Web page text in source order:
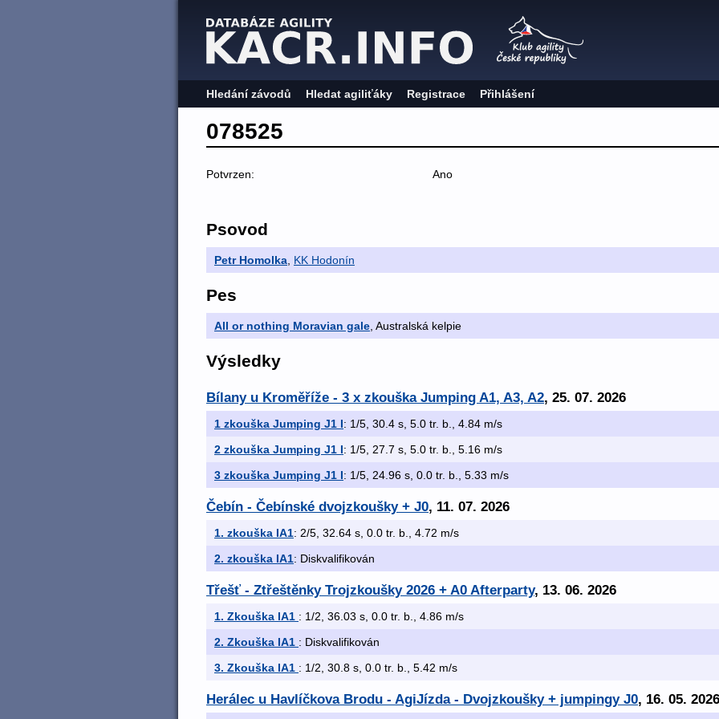
Hledání závodů Hledat agiliťáky Registrace Přihlášení
078525
Potvrzen: Ano
Psovod
Petr Homolka, KK Hodonín
Pes
All or nothing Moravian gale, Australská kelpie
Výsledky
Bílany u Kroměříže - 3 x zkouška Jumping A1, A3, A2, 25. 07. 2026
1 zkouška Jumping J1 I: 1/5, 30.4 s, 5.0 tr. b., 4.84 m/s
2 zkouška Jumping J1 I: 1/5, 27.7 s, 5.0 tr. b., 5.16 m/s
3 zkouška Jumping J1 I: 1/5, 24.96 s, 0.0 tr. b., 5.33 m/s
Čebín - Čebínské dvojzkoušky + J0, 11. 07. 2026
1. zkouška IA1: 2/5, 32.64 s, 0.0 tr. b., 4.72 m/s
2. zkouška IA1: Diskvalifikován
Třešť - Ztřeštěnky Trojzkoušky 2026 + A0 Afterparty, 13. 06. 2026
1. Zkouška IA1 : 1/2, 36.03 s, 0.0 tr. b., 4.86 m/s
2. Zkouška IA1 : Diskvalifikován
3. Zkouška IA1 : 1/2, 30.8 s, 0.0 tr. b., 5.42 m/s
Herálec u Havlíčkova Brodu - AgiJízda - Dvojzkoušky + jumpingy J0, 16. 05. 2026